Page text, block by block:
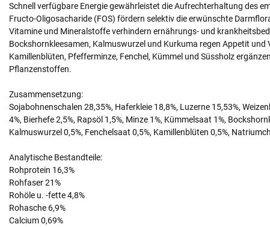
Schnell verfügbare Energie gewährleistet die Aufrechterhaltung des
Fructo-Oligosacharide (FOS) fördern selektiv die erwünschte
Vitamine und Mineralstoffe verhindern ernährungs- und
Bockshornkleesamen, Kalmuswurzel und Kurkuma regen Appetit
Kamillenblüten, Pfefferminze, Fenchel, Kümmel und Süssholz
Pflanzenstoffen.
Zusammensetzung:
Sojabohnenschalen 28,35%, Haferkleie 18,8%, Luzerne 15,53%,
4%, Bierhefe 2,5%, Rapsöl 1,5%, Minze 1%, Kümmelsaat 1%,
Kalmuswurzel 0,5%, Fenchelsaat 0,5%, Kamillenblüten 0,5%,
Analytische Bestandteile:
Rohprotein 16,3%
Rohfaser 21%
Rohöle u. -fette 4,8%
Rohasche 6,9%
Calcium 0,69%